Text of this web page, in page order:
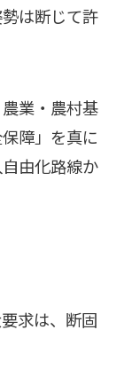
は断じて許
業・農村基
障」を真に
由化路線か
求は、断固